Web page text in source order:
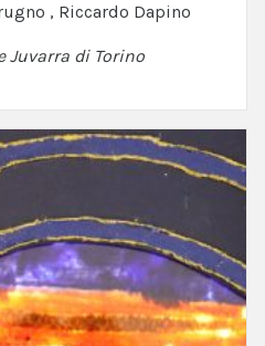
, Riccardo Dapino
Juvarra di Torino